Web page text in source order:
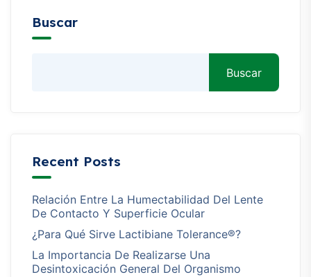
Buscar
Buscar
Recent Posts
Relación Entre La Humectabilidad Del Lente
De Contacto Y Superficie Ocular
¿Para Qué Sirve Lactibiane Tolerance®?
La Importancia De Realizarse Una
Desintoxicación General Del Organismo